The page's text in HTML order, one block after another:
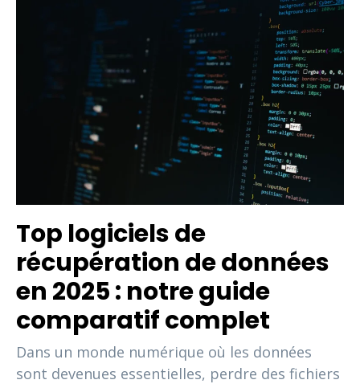
Top logiciels de
récupération de données
en 2025 : notre guide
comparatif complet
Dans un monde numérique où les données
sont devenues essentielles, perdre des fichiers